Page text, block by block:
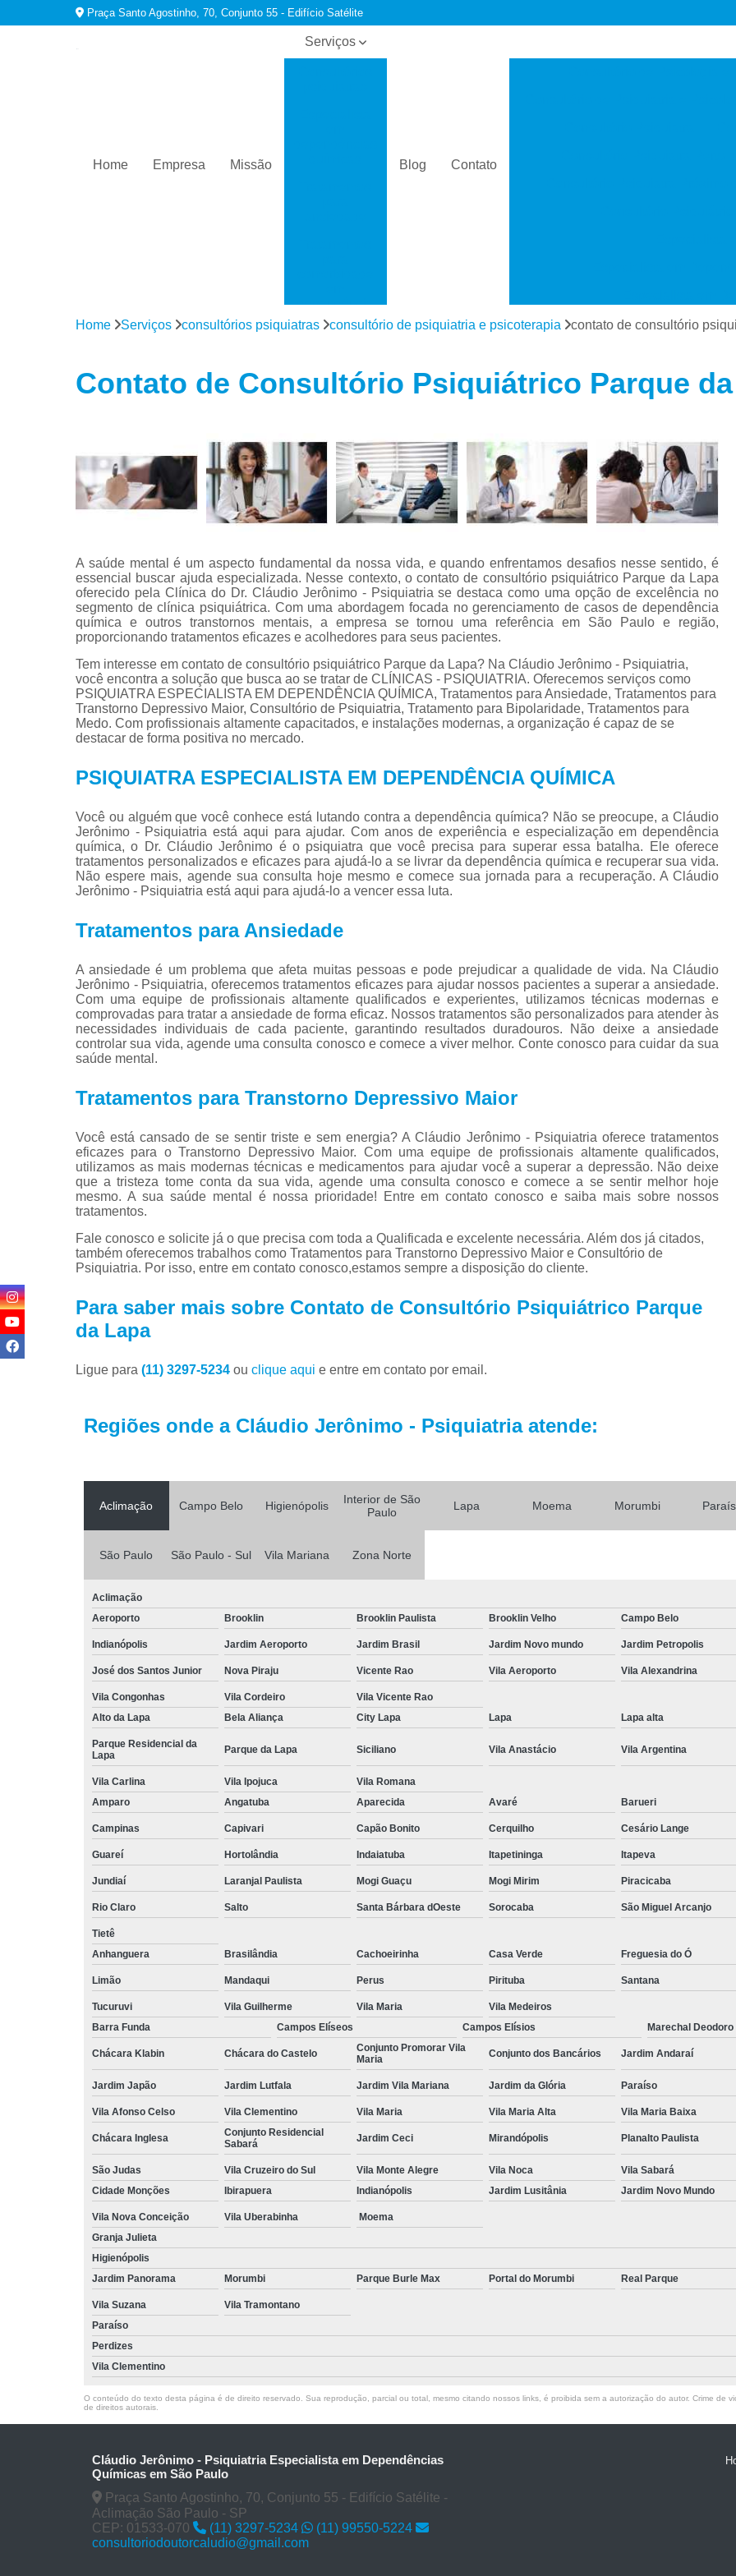
Praça Santo Agostinho, 70, Conjunto 55 - Edifício Satélite
Home Empresa Missão
Serviços
dependência
Tratamentos
Tratamentos
para insônia
Tratamentos
para
transtorno
bipolar
para
transtorno de
estresse
Tratamentos
para
pânico
Blog Contato
Especialista em
Especialista em
Especialista
Especialista em
Especialista em
Especialista em
Especialista
Tratamento Alternativo para
Tratamento da
Tratamento para Ansiedade
Tratamento para
Tratamento para Ansiedade São
Tratamento
Tratamento para
Tratamento
Tratamento de
Tratamento de
Tratamento de
Tratamento
Tratamento para
Tratamento para
Tratamento para
Tratamento para
Tratamento Alternativo para
Tratamento de
Tratamento
Tratamento para Depressão Pós
Tratamentos
Tratamento para Insônia Idoso
Tratamento
Tratamento de Bipolaridade
Tratamento para Bipolaridade
Tratamento para
Tratamento para
Tratamento para Transtorno de
Tratamento do Estresse Pós
Tratamento
Tratamento para
Tratamento para Transtornos
Tratamento
Tratamento da Síndrome do
Tratamento
Tratamento para
Tratamento
Tratamento para Transtorno de
Tratamento para
Home Serviços consultórios psiquiatras consultório de psiquiatria e psicoterapia contato de consultório
Contato de Consultório Psiquiátrico Parque
A saúde mental é um aspecto fundamental da nossa vida, e quando enfrentamos desafios nesse sentido, é
essencial buscar ajuda especializada. Nesse contexto, o contato de consultório psiquiátrico Parque da Lapa
oferecido pela Clínica do Dr. Cláudio Jerônimo - Psiquiatria se destaca como uma opção de excelência no
segmento de clínica psiquiátrica. Com uma abordagem focada no gerenciamento de casos de dependência
química e outros transtornos mentais, a empresa se tornou uma referência em São Paulo e região,
proporcionando tratamentos eficazes e acolhedores para seus pacientes.
Tem interesse em contato de consultório psiquiátrico Parque da Lapa? Na Cláudio Jerônimo - Psiquiatria,
você encontra a solução que busca ao se tratar de CLÍNICAS - PSIQUIATRIA. Oferecemos serviços como
PSIQUIATRA ESPECIALISTA EM DEPENDÊNCIA QUÍMICA, Tratamentos para Ansiedade, Tratamentos para
Transtorno Depressivo Maior, Consultório de Psiquiatria, Tratamento para Bipolaridade, Tratamentos para
Medo. Com profissionais altamente capacitados, e instalações modernas, a organização é capaz de se
destacar de forma positiva no mercado.
PSIQUIATRA ESPECIALISTA EM DEPENDÊNCIA QUÍMICA
Você ou alguém que você conhece está lutando contra a dependência química? Não se preocupe, a Cláudio
Jerônimo - Psiquiatria está aqui para ajudar. Com anos de experiência e especialização em dependência
química, o Dr. Cláudio Jerônimo é o psiquiatra que você precisa para superar essa batalha. Ele oferece
tratamentos personalizados e eficazes para ajudá-lo a se livrar da dependência química e recuperar sua vida.
Não espere mais, agende sua consulta hoje mesmo e comece sua jornada para a recuperação. A Cláudio
Jerônimo - Psiquiatria está aqui para ajudá-lo a vencer essa luta.
Tratamentos para Ansiedade
A ansiedade é um problema que afeta muitas pessoas e pode prejudicar a qualidade de vida. Na Cláudio
Jerônimo - Psiquiatria, oferecemos tratamentos eficazes para ajudar nossos pacientes a superar a ansiedade.
Com uma equipe de profissionais altamente qualificados e experientes, utilizamos técnicas modernas e
comprovadas para tratar a ansiedade de forma eficaz. Nossos tratamentos são personalizados para atender às
necessidades individuais de cada paciente, garantindo resultados duradouros. Não deixe a ansiedade
controlar sua vida, agende uma consulta conosco e comece a viver melhor. Conte conosco para cuidar da sua
saúde mental.
Tratamentos para Transtorno Depressivo Maior
Você está cansado de se sentir triste e sem energia? A Cláudio Jerônimo - Psiquiatria oferece tratamentos
eficazes para o Transtorno Depressivo Maior. Com uma equipe de profissionais altamente qualificados,
utilizamos as mais modernas técnicas e medicamentos para ajudar você a superar a depressão. Não deixe
que a tristeza tome conta da sua vida, agende uma consulta conosco e comece a se sentir melhor hoje
mesmo. A sua saúde mental é nossa prioridade! Entre em contato conosco e saiba mais sobre nossos
tratamentos.
Fale conosco e solicite já o que precisa com toda a Qualificada e excelente necessária. Além dos já citados,
também oferecemos trabalhos como Tratamentos para Transtorno Depressivo Maior e Consultório de
Psiquiatria. Por isso, entre em contato conosco,estamos sempre a disposição do cliente.
Para saber mais sobre Contato de Consultório Psiquiátrico Parque
da Lapa
Ligue para (11) 3297-5234 ou clique aqui e entre em contato por email.
Regiões onde a Cláudio Jerônimo - Psiquiatria atende:
Aclimação Campo Belo Higienópolis
Interior de São
Paulo
Lapa Moema Morumbi
São Paulo São Paulo - Sul Vila Mariana Zona Norte
Aclimação
Aeroporto
Brooklin Brooklin Paulista Brooklin Velho Campo Belo
Indianópolis Jardim Aeroporto Jardim Brasil Jardim Novo mundo Jardim Petropolis
José dos Santos Junior Nova Piraju Vicente Rao Vila Aeroporto Vila Alexandrina
Vila Congonhas Vila Cordeiro
Vila Vicente Rao
Alto da Lapa
Bela Aliança City Lapa Lapa Lapa alta
Parque Residencial da
Lapa
Parque da Lapa Siciliano Vila Anastácio Vila Argentina
Vila Carlina Vila Ipojuca
Vila Romana
Amparo
Angatuba Aparecida Avaré Barueri
Campinas Capivari Capão Bonito Cerquilho Cesário Lange
Guareí Hortolândia Indaiatuba Itapetininga Itapeva
Jundiaí Laranjal Paulista Mogi Guaçu Mogi Mirim Piracicaba
Rio Claro Salto Santa Bárbara dOeste Sorocaba São Miguel Arcanjo
Tietê
Anhanguera
Brasilândia Cachoeirinha Casa Verde Freguesia do Ó
Limão Mandaqui Perus Pirituba Santana
Tucuruvi Vila Guilherme Vila Maria
Vila Medeiros
Barra Funda
Campos Elíseos Campos Elísios Marechal Deodoro
Chácara Klabin Chácara do Castelo
Conjunto Promorar Vila
Maria
Conjunto dos Bancários Jardim Andaraí
Jardim Japão Jardim Lutfala Jardim Vila Mariana Jardim da Glória Paraíso
Vila Afonso Celso Vila Clementino Vila Maria Vila Maria Alta Vila Maria Baixa
Chácara Inglesa
Conjunto Residencial
Sabará
Jardim Ceci Mirandópolis Planalto Paulista
São Judas Vila Cruzeiro do Sul Vila Monte Alegre Vila Noca
Vila Sabará
Cidade Monções
Ibirapuera Indianópolis Jardim Lusitânia Jardim Novo Mundo
Vila Nova Conceição Vila Uberabinha
Moema
Granja Julieta
Higienópolis
Jardim Panorama
Morumbi Parque Burle Max Portal do Morumbi Real Parque
Vila Suzana
Vila Tramontano
Paraíso
Perdizes
Vila Clementino
O conteúdo do texto desta página é de direito reservado. Sua reprodução, parcial ou total, mesmo citando nossos links, é proibida sem a autorização do autor. Crime de
de direitos autorais
Cláudio Jerônimo - Psiquiatria Especialista em Dependências
Químicas em São Paulo
Praça Santo Agostinho, 70, Conjunto 55 - Edifício Satélite -
Aclimação São Paulo - SP
CEP: 01533-070
(11) 3297-5234
(11) 99550-5224
consultoriodoutorcaludio@gmail.com